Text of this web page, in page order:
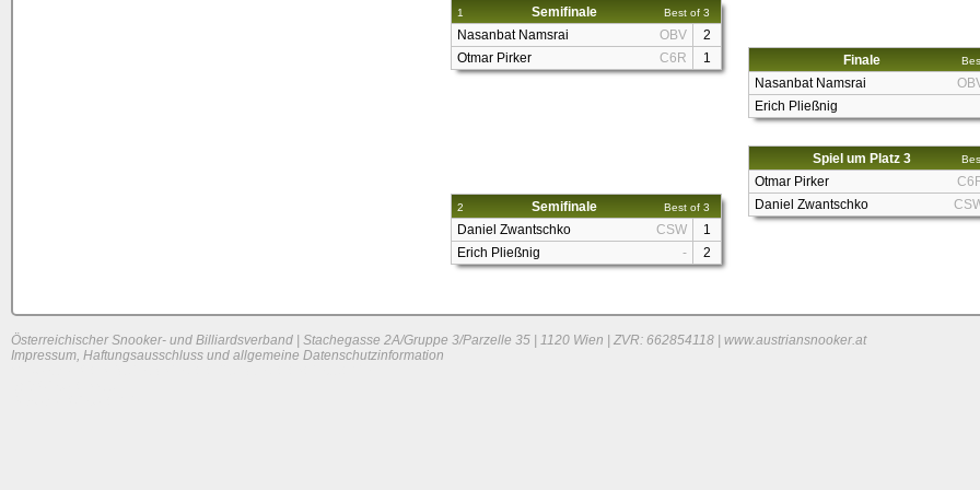
1 Semifinale Best of 3
Nasanbat Namsrai OBV
2
Otmar Pirker
C6R 1
2 Semifinale Best of 3
Daniel Zwantschko CSW
1
Erich Pließnig
- 2
Finale
Nasanbat Namsrai
Erich Pließnig
Spiel um Platz 3
Otmar Pirker
Daniel Zwantschko
Österreichischer Snooker- und Billiardsverband | Stachegasse 2A/Gruppe 3/Parzelle 35 | 1120 Wien | ZVR: 662854118 | www.austriansnooker.at
Impressum, Haftungsausschluss und allgemeine Datenschutzinformation